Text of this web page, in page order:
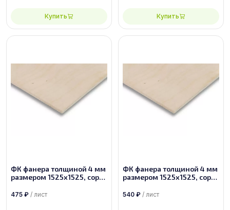
Купить Купить
ФК фанера толщиной 4 мм
размером 1525х1525, сорт
475 ₽ / лист
ФК фанера толщиной 4 мм
размером 1525х1525, сорт
540 ₽ / лист